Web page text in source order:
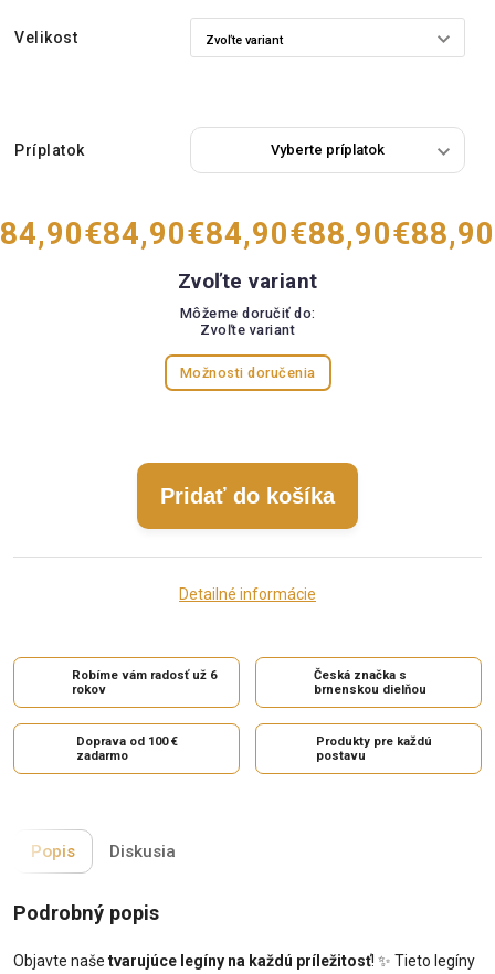
Velikost
Príplatok
€84,90€84,90€88,90€88,90
Zvoľte variant
Môžeme doručiť do:
Zvoľte variant
Možnosti doručenia
Pridať do košíka
Detailné informácie
Robíme vám radosť už 6
rokov
Česká značka s
brnenskou dielňou
Doprava od 100 €
zadarmo
Produkty pre každú
postavu
Popis Diskusia
Podrobný popis
Objavte naše tvarujúce legíny na každú príležitosť! ✨ Tieto legíny